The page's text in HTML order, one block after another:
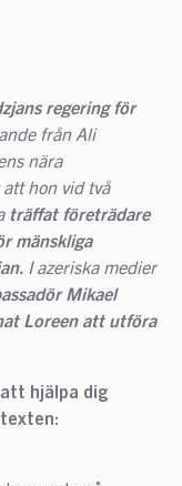
regering för
från Ali
nära
hon vid två
träffat företrädare
mänskliga
I azeriska medier
Mikael
Loreen att utföra
hjälpa dig